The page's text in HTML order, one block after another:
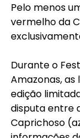
Pelo menos
vermelho da
Durante o
Amazonas,
edição
disputa entre
Caprichoso